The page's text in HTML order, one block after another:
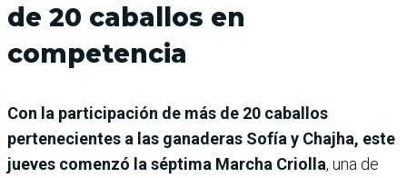
de 20 caballos en
competencia
Con la participación de más de 20 caballos
pertenecientes a las ganaderas Sofía y Chajha, este
jueves comenzó la séptima Marcha Criolla, una de